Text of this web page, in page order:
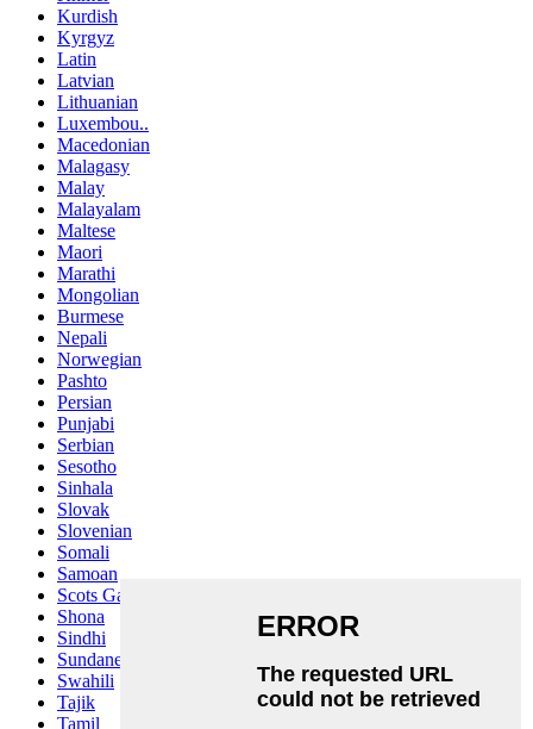
Kurdish
Kyrgyz
Latin
Latvian
Lithuanian
Luxembou..
Macedonian
Malagasy
Malay
Malayalam
Maltese
Maori
Marathi
Mongolian
Burmese
Nepali
Norwegian
Pashto
Persian
Punjabi
Serbian
Sesotho
Sinhala
Slovak
Slovenian
Somali
Samoan
Scots Gaelic
Shona
Sindhi
Sundanese
Swahili
Tajik
Tamil